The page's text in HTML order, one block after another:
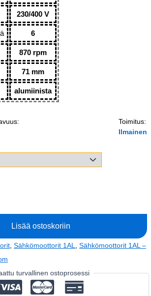
230/400 V
6
870 rpm
71 mm
alumiinista
Toimitus:
Ilmainen
Lisää ostoskoriin
Sähkömoottorit 1AL
Sähkömoottorit 1AL –
turvallinen ostoprosessi